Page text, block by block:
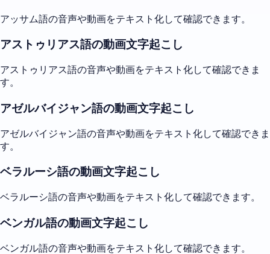
アッサム語の音声や動画をテキスト化して確認できます。
アストゥリアス語の動画文字起こし
アストゥリアス語の音声や動画をテキスト化して確認できま
す。
アゼルバイジャン語の動画文字起こし
アゼルバイジャン語の音声や動画をテキスト化して確認できま
す。
ベラルーシ語の動画文字起こし
ベラルーシ語の音声や動画をテキスト化して確認できます。
ベンガル語の動画文字起こし
ベンガル語の音声や動画をテキスト化して確認できます。